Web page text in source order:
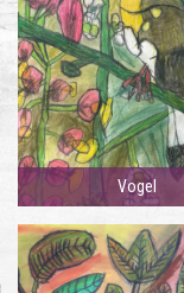
Vogel